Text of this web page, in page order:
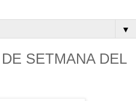
▼
SETMANA DEL